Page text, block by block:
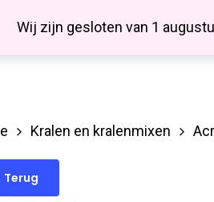
Wij zijn gesloten van 1
to search or ESC to close
Kralen en kralenmixen
Terug